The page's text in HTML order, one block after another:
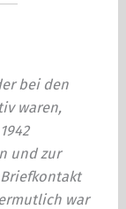
bei den
waren,
und zur
war